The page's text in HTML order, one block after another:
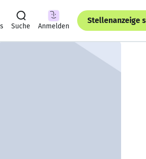
Suche Anmelden
Stellenanzeige